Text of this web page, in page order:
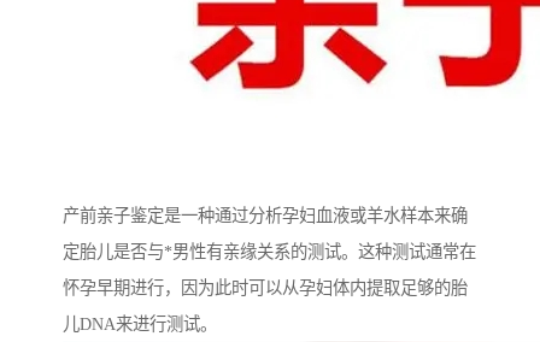
产前亲子鉴定是一种通过分析孕妇血液或羊水样本来确
定胎儿是否与*男性有亲缘关系的测试。这种测试通常在
怀孕早期进行，因为此时可以从孕妇体内提取足够的胎
儿DNA来进行测试。